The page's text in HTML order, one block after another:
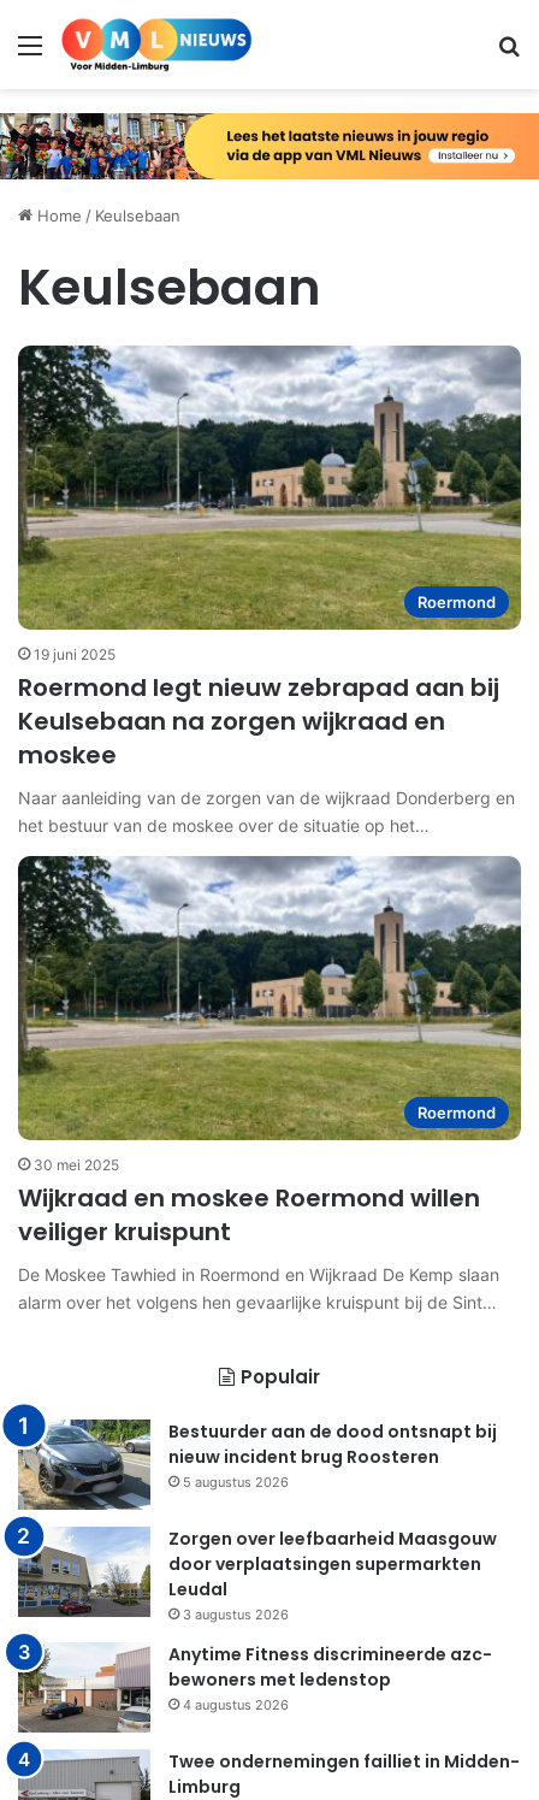
Menu
Home / Keulsebaan
Keulsebaan
Roermond
19 juni 2025
Roermond legt nieuw zebrapad aan bij
Keulsebaan na zorgen wijkraad en
moskee
Naar aanleiding van de zorgen van de wijkraad Donderberg en
het bestuur van de moskee over de situatie op het…
Roermond
30 mei 2025
Wijkraad en moskee Roermond willen
veiliger kruispunt
De Moskee Tawhied in Roermond en Wijkraad De Kemp slaan
alarm over het volgens hen gevaarlijke kruispunt bij de Sint…
Populair
Bestuurder aan de dood ontsnapt bij
nieuw incident brug Roosteren
5 augustus 2026
Zorgen over leefbaarheid Maasgouw
door verplaatsingen supermarkten
Leudal
3 augustus 2026
Anytime Fitness discrimineerde azc-
bewoners met ledenstop
4 augustus 2026
Twee ondernemingen failliet in Midden-
Limburg